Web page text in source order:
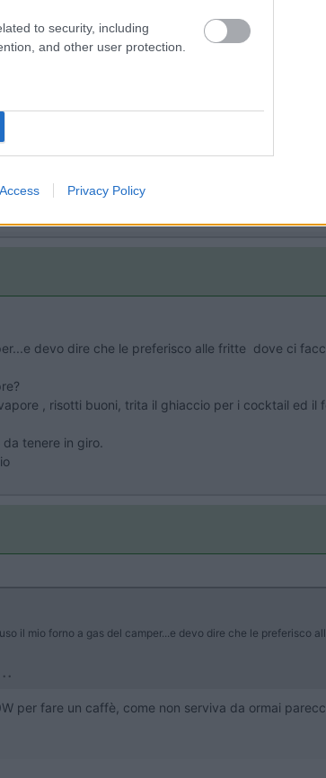
to security, including
and other user protection.
Privacy Policy
nel nuovo camper.
piu margine.
devo dire che le preferisco alle fritte dove ci
, risotti buoni, trita il ghiaccio per i cocktail ed il
tenere in giro.
il mio forno a gas del camper...e devo dire che le preferisco
per fare un caffè, come non serviva da ormai